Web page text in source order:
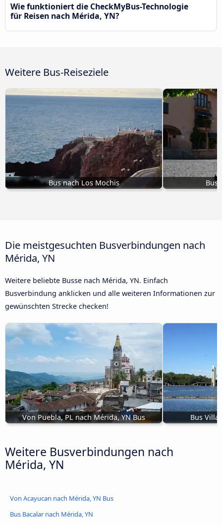
Wie funktioniert die CheckMyBus-Technologie
für Reisen nach Mérida, YN?
Weitere Bus-Reiseziele
Bus nach Los Mochis Bus
Die meistgesuchten Busverbindungen nach
Mérida, YN
Weitere beliebte Busse nach Mérida, YN. Einfach
Busverbindung anklicken und alle weiteren Informationen zur
gewünschten Strecke checken!
Von Puebla, PL nach Mérida, YN Bus Bus
Weitere Busverbindungen nach
Mérida, YN
Von Acayucan nach Mérida, YN Bus
Bus Bacalar nach Mérida, YN